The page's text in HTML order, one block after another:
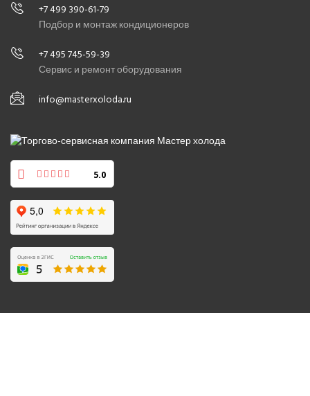
+7 499 390-61-79
Подбор и монтаж кондиционеров
+7 495 745-59-39
Сервис и ремонт оборудования
info@masterxoloda.ru
5.0